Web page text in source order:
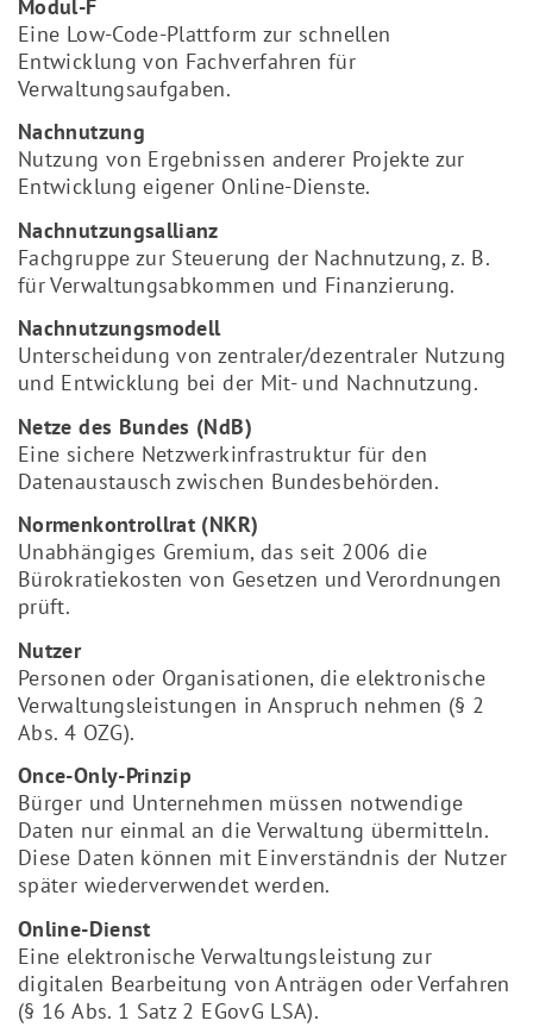
Modul-F
Eine Low-Code-Plattform zur schnellen
Entwicklung von Fachverfahren für
Verwaltungsaufgaben.
Nachnutzung
Nutzung von Ergebnissen anderer Projekte zur
Entwicklung eigener Online-Dienste.
Nachnutzungsallianz
Fachgruppe zur Steuerung der Nachnutzung, z. B.
für Verwaltungsabkommen und Finanzierung.
Nachnutzungsmodell
Unterscheidung von zentraler/dezentraler Nutzung
und Entwicklung bei der Mit- und Nachnutzung.
Netze des Bundes (NdB)
Eine sichere Netzwerkinfrastruktur für den
Datenaustausch zwischen Bundesbehörden.
Normenkontrollrat (NKR)
Unabhängiges Gremium, das seit 2006 die
Bürokratiekosten von Gesetzen und Verordnungen
prüft.
Nutzer
Personen oder Organisationen, die elektronische
Verwaltungsleistungen in Anspruch nehmen (§ 2
Abs. 4 OZG).
Once-Only-Prinzip
Bürger und Unternehmen müssen notwendige
Daten nur einmal an die Verwaltung übermitteln.
Diese Daten können mit Einverständnis der Nutzer
später wiederverwendet werden.
Online-Dienst
Eine elektronische Verwaltungsleistung zur
digitalen Bearbeitung von Anträgen oder Verfahren
(§ 16 Abs. 1 Satz 2 EGovG LSA).